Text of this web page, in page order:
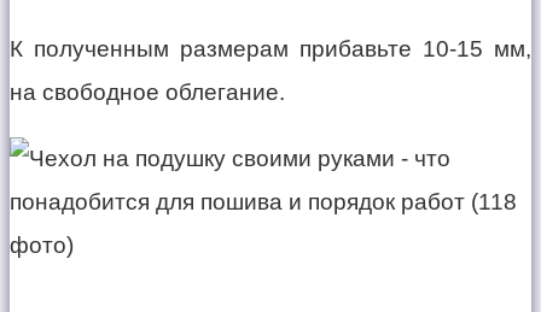
К полученным размерам прибавьте 10-15 мм,
на свободное облегание.